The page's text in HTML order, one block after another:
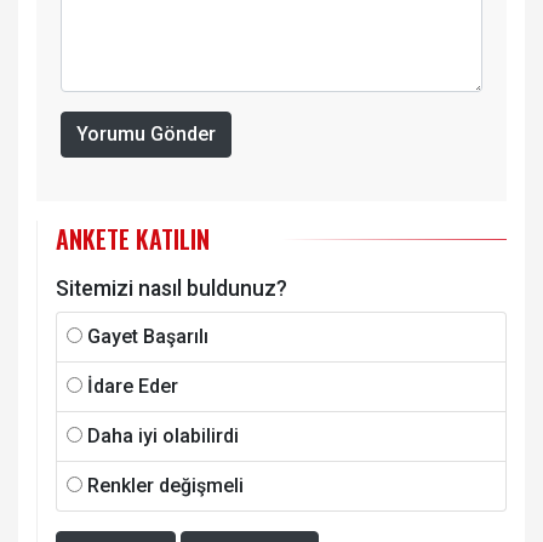
Yorumu Gönder
ANKETE KATILIN
Sitemizi nasıl buldunuz?
Gayet Başarılı
İdare Eder
Daha iyi olabilirdi
Renkler değişmeli